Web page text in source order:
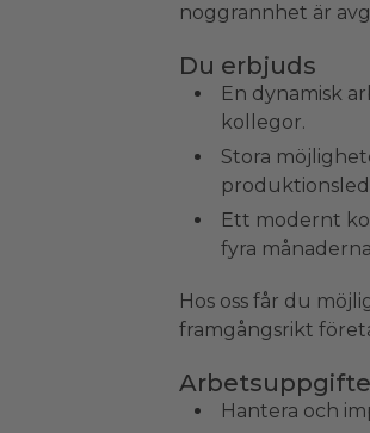
noggrannhet är
Du erbjuds
En dynamisk
kollegor.
Stora
Ett modernt
fyra
Hos oss får du
framgångsrikt
Hantera och